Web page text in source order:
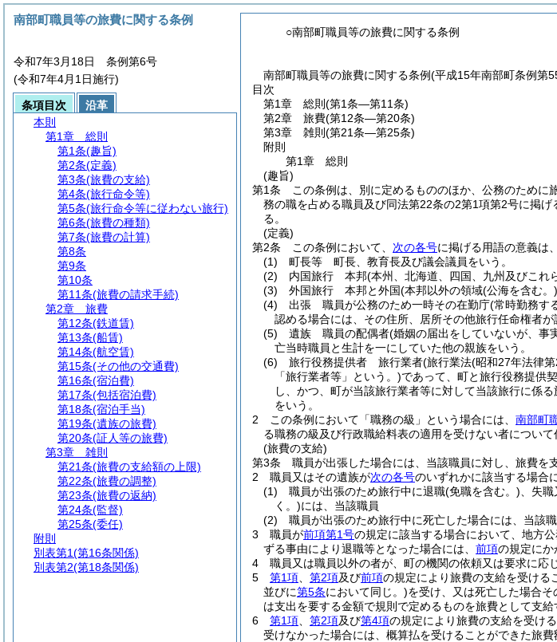
○南部町職員等の旅費に関する条例
南部町職員等の旅費に関する条例(平成15年南部町条例第
目次
第1章
総則 (第1条―第11条)
第2章
旅費(第12条―第20条)
第3章
雑則 (第21条―第25条)
附則
第1章
総則
(趣旨)
第1条
この条例は、別に定めるもののほか、公務のために
務の職を占める職員及び同法第22条の2第1項第2号に掲げ
る。
(定義)
第2条
この条例において、 次の各号に掲げる用語の意義は、
(1)
町長等 町長、教育長及び議会議員をいう。
(2)
内国旅行 本邦(本州、北海道、四国、九州及びこれ
(3)
外国旅行 本邦と外国(本邦以外の領域(公海を含む。)
(4)
出張 職員が公務のため一時その在勤庁(常時勤務す
認める場合には、その住所、居所その他旅行任命権者が
(5)
遺族 職員の配偶者(婚姻の届出をしていないが、事
亡当時職員と生計を一にしていた他の親族をいう。
(6)
旅行役務提供者 旅行業者(旅行業法(昭和27年法律
「旅行業者等」という。)であって、町と旅行役務提供
し、かつ、町が当該旅行業者等に対して当該旅行に係
をいう。
2
この条例において「職務の級」という場合には、 南部町
る職務の級及び行政職給料表の適用を受けない者につい
(旅費の支給)
第3条
職員が出張した場合には、当該職員に対し、旅費を
2
職員又はその遺族が次の各号のいずれかに該当する場合に
(1)
職員が出張のため旅行中に退職(免職を含む。) 、失
く。)には、当該職員
(2)
職員が出張のため旅行中に死亡した場合には、当該
3
職員が前項第1号の規定に該当する場合において、地方
ずる事由により退職等となった場合には、 前項の規定にか
4
職員又は職員以外の者が、町の機関の依頼又は要求に応
5
第1項 第2項及び前項の規定により旅費の支給を受ける
並びに第5条において同じ。)を受け、又は死亡した場合
は支出を要する金額で規則で定めるものを旅費として支給
6
第1項 第2項及び第4項の規定により旅費の支給を受け
受けなかった場合には、概算払を受けることができた旅
南部町職員等の旅費に関する条例
令和7年3月18日 条例第6号
(令和7年4月1日施行)
条項目次
沿革
本則
第1章
総則
第1条(趣旨)
第2条(定義)
第3条(旅費の支給)
第4条(旅行命令等)
第5条(旅行命令等に従わない旅行)
第6条(旅費の種類)
第7条(旅費の計算)
第8条
第9条
第10条
第11条(旅費の請求手続)
第2章
旅費
第12条(鉄道賃)
第13条(船賃)
第14条(航空賃)
第15条(その他の交通費)
第16条(宿泊費)
第17条(包括宿泊費)
第18条(宿泊手当)
第19条(遺族の旅費)
第20条(証人等の旅費)
第3章
雑則
第21条(旅費の支給額の上限)
第22条(旅費の調整)
第23条(旅費の返納)
第24条(監督)
第25条(委任)
附則
別表第1(第16条関係)
別表第2(第18条関係)